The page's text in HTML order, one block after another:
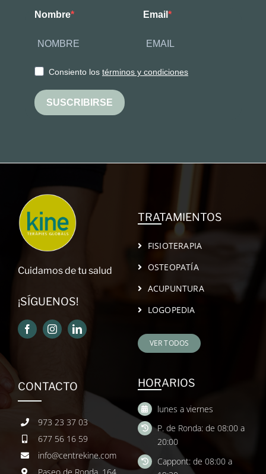
Nombre Email
Consiento los términos y condiciones
SUSCRIBIRSE
Cuidamos de tu salud
¡SÍGUENOS!
TRATAMIENTOS
FISIOTERAPIA
OSTEOPATÍA
ACUPUNTURA
LOGOPEDIA
VER TODOS
CONTACTO
973 23 37 03
677 56 16 59
info@centrekine.com
Paseo de Ronda, 164
HORARIOS
lunes a viernes
P. de Ronda: de 08:00 a
20:00
Cappont: de 08:00 a